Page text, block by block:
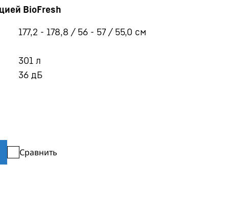
BioFresh
177,2 - 178,8 / 56 - 57 / 55,0 см
301 л
36 дБ
Сравнить